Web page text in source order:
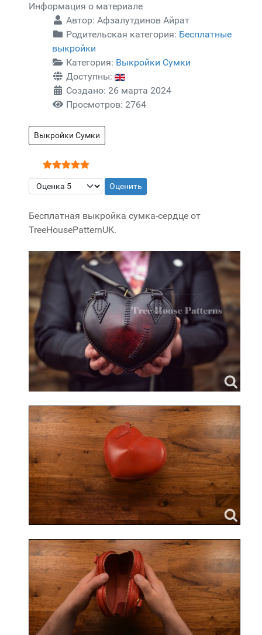
Информация о материале
Автор: Афзалутдинов Айрат
Родительская категория: Бесплатные
выкройки
Категория: Выкройки Сумки
Доступны:
Создано: 26 марта 2024
Просмотров: 2764
Выкройки Сумки
Рейтинг:5/5
Пожалуйста, оцените
Бесплатная выкройка сумка-сердце от
TreeHousePatternUK.